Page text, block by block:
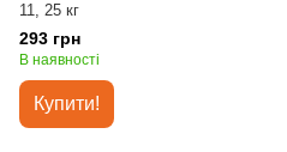
11, 25 кг
293 грн
В наявності
Купити!